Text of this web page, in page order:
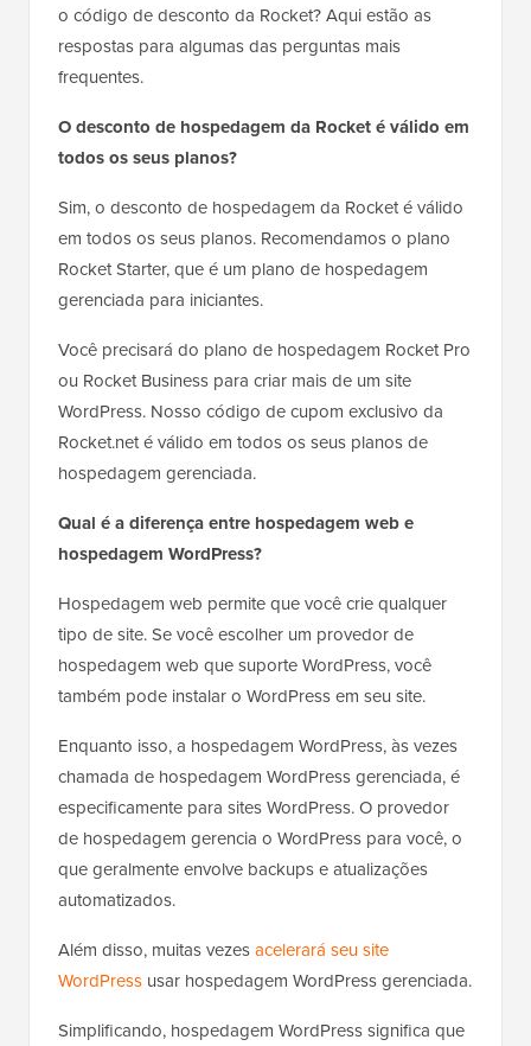
o código de desconto da Rocket? Aqui estão as
respostas para algumas das perguntas mais
frequentes.
O desconto de hospedagem da Rocket é válido em
todos os seus planos?
Sim, o desconto de hospedagem da Rocket é válido
em todos os seus planos. Recomendamos o plano
Rocket Starter, que é um plano de hospedagem
gerenciada para iniciantes.
Você precisará do plano de hospedagem Rocket Pro
ou Rocket Business para criar mais de um site
WordPress. Nosso código de cupom exclusivo da
Rocket.net é válido em todos os seus planos de
hospedagem gerenciada.
Qual é a diferença entre hospedagem web e
hospedagem WordPress?
Hospedagem web permite que você crie qualquer
tipo de site. Se você escolher um provedor de
hospedagem web que suporte WordPress, você
também pode instalar o WordPress em seu site.
Enquanto isso, a hospedagem WordPress, às vezes
chamada de hospedagem WordPress gerenciada, é
especificamente para sites WordPress. O provedor
de hospedagem gerencia o WordPress para você, o
que geralmente envolve backups e atualizações
automatizados.
Além disso, muitas vezesacelerará seu site
WordPress usar hospedagem WordPress gerenciada.
Simplificando, hospedagem WordPress significa que